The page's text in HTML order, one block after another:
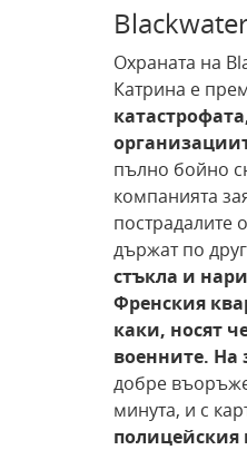
Охраната на
Катрина е
пълно бойно
компанията
пострадалите
държат по
стъкла и
Френския
каки, носят
военните.
добре
минута, и с
полицейския